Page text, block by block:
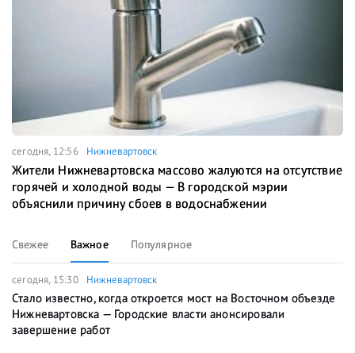
сегодня, 12:56 Нижневартовск
Жители Нижневартовска массово жалуются на отсутствие
горячей и холодной воды — В городской мэрии
объяснили причину сбоев в водоснабжении
Свежее Важное Популярное
сегодня, 15:30 Нижневартовск
Стало известно, когда откроется мост на Восточном объезде
Нижневартовска — Городские власти анонсировали
завершение работ